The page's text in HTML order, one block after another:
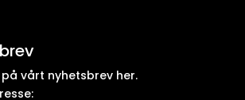
vårt nyhetsbrev her.